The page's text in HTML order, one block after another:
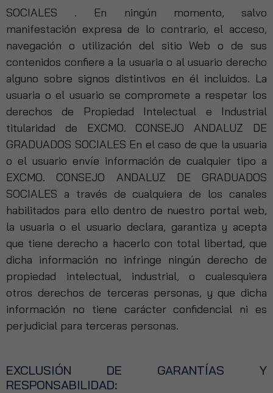
SOCIALES . En ningún momento, salvo
manifestación expresa de lo contrario, el acceso,
navegación o utilización del sitio Web o de sus
contenidos confiere a la usuaria o al usuario derecho
alguno sobre signos distintivos en él incluidos. La
usuaria o el usuario se compromete a respetar los
derechos de Propiedad Intelectual e Industrial
titularidad de EXCMO. CONSEJO ANDALUZ DE
GRADUADOS SOCIALES En el caso de que la usuaria
o el usuario envíe información de cualquier tipo a
EXCMO. CONSEJO ANDALUZ DE GRADUADOS
SOCIALES a través de cualquiera de los canales
habilitados para ello dentro de nuestro portal web,
la usuaria o el usuario declara, garantiza y acepta
que tiene derecho a hacerlo con total libertad, que
dicha información no infringe ningún derecho de
propiedad intelectual, industrial, o cualesquiera
otros derechos de terceras personas, y que dicha
información no tiene carácter confidencial ni es
perjudicial para terceras personas.
EXCLUSIÓN DE GARANTÍAS Y
RESPONSABILIDAD: